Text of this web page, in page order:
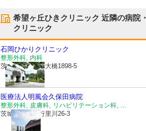
希望ヶ丘ひきクリニック 近隣の病院・
クリニック
石岡ひかりクリニック
整形外科, 内科
茨城県石岡市東大橋1898-5
医療法人明風会久保田病院
整形外科, 皮膚科, リハビリテーション科, ...
茨城県石岡市
行里川26-3